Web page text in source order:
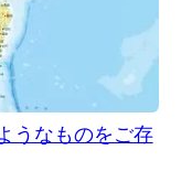
うなものをご存